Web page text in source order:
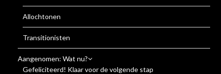
Allochtonen
Transitionisten
Aangenomen: Wat nu?
Gefeliciteerd! Klaar voor de volgende stap